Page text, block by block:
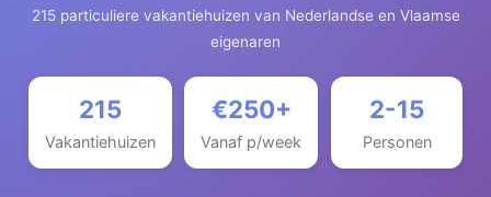
215 particuliere vakantiehuizen van Nederlandse en Vlaamse
eigenaren
215
Vakantiehuizen
€250+
Vanaf p/week
2-15
Personen